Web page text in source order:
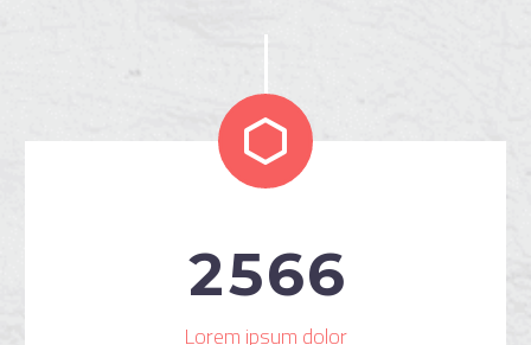


2566
Lorem ipsum dolor